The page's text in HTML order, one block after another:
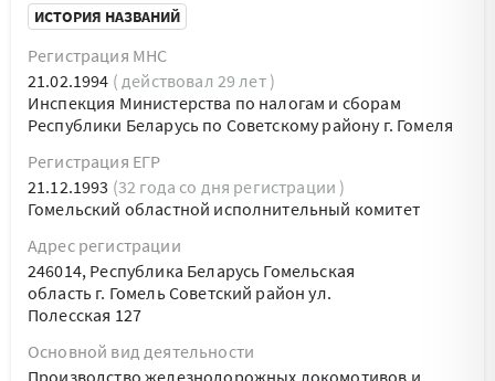
ИСТОРИЯ НАЗВАНИЙ
Регистрация МНС
21.02.1994 ( действовал 29 лет )
Инспекция Министерства по налогам и сборам
Республики Беларусь по Советскому району г. Гомеля
Регистрация ЕГР
21.12.1993 (32 года со дня регистрации )
Гомельский областной исполнительный комитет
Адрес регистрации
246014, Республика Беларусь Гомельская
область г. Гомель Советский район ул.
Полесская 127
Основной вид деятельности
Производство железнодорожных локомотивов и